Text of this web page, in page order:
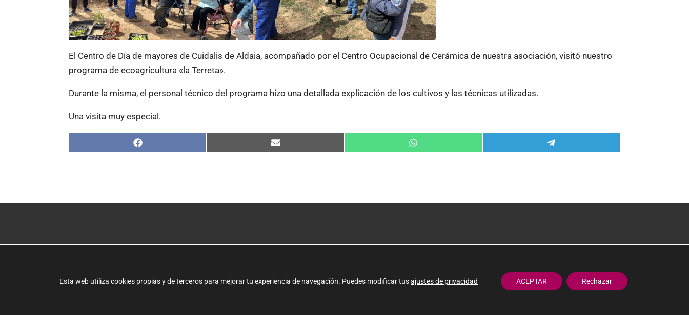
El Centro de Día de mayores de Cuidalis de Aldaia, acompañado por el Centro Ocupacional de Cerámica de nuestra asociación, visitó nuestro
programa de ecoagricultura «la Terreta».
Durante la misma, el personal técnico del programa hizo una detallada explicación de los cultivos y las técnicas utilizadas.
Una visita muy especial.
Compartir
en
Compartir
en
Compartir
en
Compartir
en
Esta web utiliza cookies propias y de terceros para mejorar tu experiencia de navegación. Puedes modificar tusajustes de privacidad ACEPTAR Rechazar